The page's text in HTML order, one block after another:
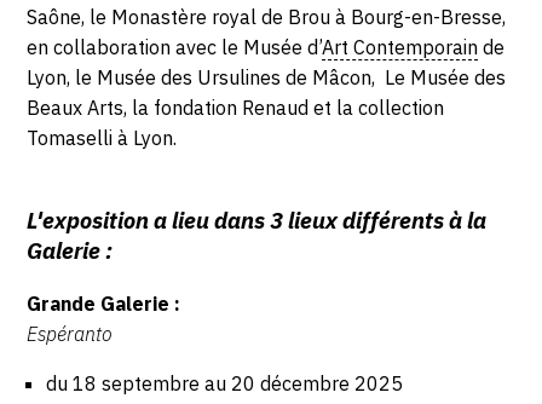
Saône, le Monastère royal de Brou à Bourg-en-Bresse,
en collaboration avec le Musée d’Art Contemporain de
Lyon, le Musée des Ursulines de Mâcon, Le Musée des
Beaux Arts, la fondation Renaud et la collection
Tomaselli à Lyon.
L'exposition a lieu dans 3 lieux différents à la
Galerie :
Grande Galerie :
Espéranto
du 18 septembre au 20 décembre 2025